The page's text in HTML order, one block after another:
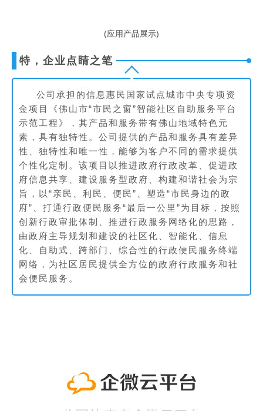
(应用产品展示)
特，企业点睛之笔
公司承担的信息惠民国家试点城市中央专项资
金项目《佛山市“市民之窗”智能社区自助服务平台
示范工程》，其产品和服务带有佛山地域特色元
素，具有独特性。公司提供的产品和服务具有差异
性、独特性和唯一性，能够为客户不同的需求提供
个性化定制。该项目以推进政府行政改革、促进政
府信息共享、建设服务型政府、构建和谐社会为宗
旨，以“亲民、利民、便民”、塑造“市民身边的政
府”、打通行政便民服务“最后一公里”为目标，按照
创新行政审批体制、推进行政服务网络化的思路，
由政府主导规划和建设的社区化、智能化、信息
化、自助式、跨部门、综合性的行政便民服务终端
网络，为社区居民提供全方位的政府行政服务和社
会便民服务。